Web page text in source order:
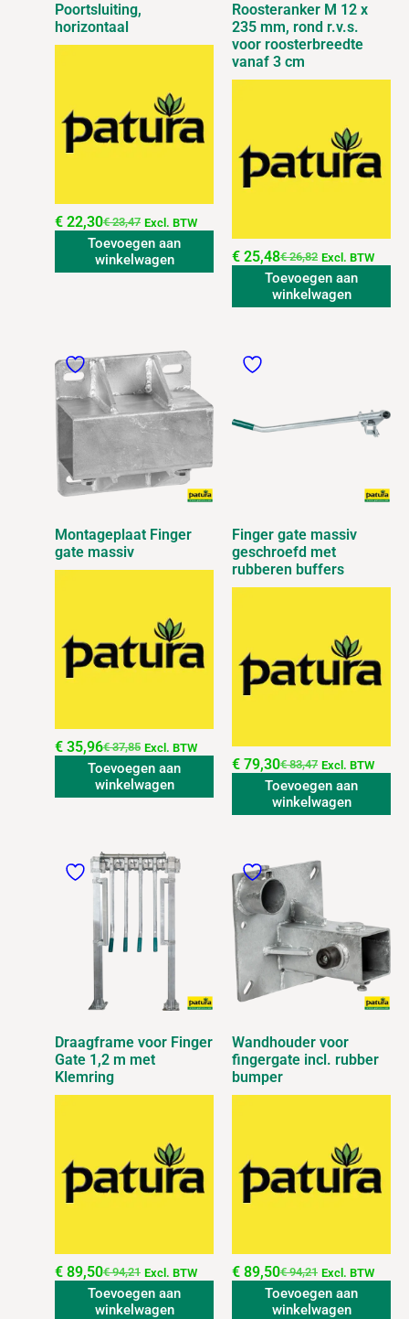
Poortsluiting,
horizontaal
€23,47
€ 22,30 Excl. BTW
Toevoegen aan
winkelwagen
Roosteranker M 12 x
235 mm, rond r.v.s.
voor roosterbreedte
vanaf 3 cm
€26,82
€ 25,48 Excl. BTW
Toevoegen aan
winkelwagen
Montageplaat Finger
gate massiv
€37,85
€ 35,96 Excl. BTW
Toevoegen aan
winkelwagen
Finger gate massiv
geschroefd met
rubberen buffers
€83,47
€ 79,30 Excl. BTW
Toevoegen aan
winkelwagen
Draagframe voor Finger
Gate 1,2 m met
Klemring
€94,21
€ 89,50 Excl. BTW
Toevoegen aan
winkelwagen
Wandhouder voor
fingergate incl. rubber
bumper
€94,21
€ 89,50 Excl. BTW
Toevoegen aan
winkelwagen